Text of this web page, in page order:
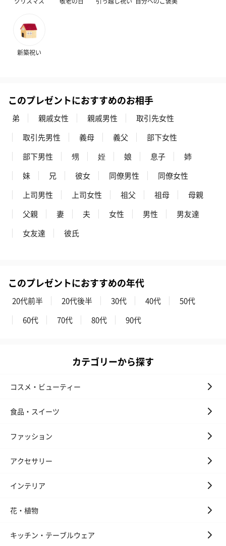
（2,390円）
への＋αにおすすめです。
アールグレイ（HAPPY
BIRTHDAY TO YOU）
（660円）
アールグレイティー
（660円）
フルーツティ
円）
スイーツ
スイーツを同梱してお届けいたします。ギフトへの＋αにおすすめ
です。
ゼリーバウム カット
（レモン＆紅茶）（432
3層デザート
ェ〜国産フル
スキンケアグッズ
スキンケアグッズを同梱してお届けします。
新築祝い
このプレゼントにおすすめのお相手
弟 親戚女性 親戚男性
取引先女性
取引先男性
義母 義父
部下女性
部下男性
甥 姪 娘 息子
姉
妹
兄 彼女 同僚男性
同僚女性
上司男性
上司女性 祖父 祖母
母親
父親
妻 夫 女性 男性
男友達
女友達
彼氏
このプレゼントにおすすめの年代
20代前半 20代後半 30代 40代
50代
60代
70代 80代 90代
カテゴリーから探す
コスメ・ビューティー
食品・スイーツ
ファッション
アクセサリー
インテリア
花・植物
キッチン・テーブルウェア